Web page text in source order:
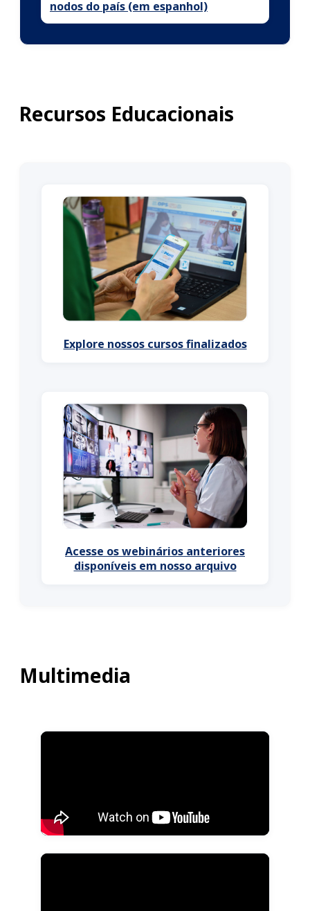
nodos do país (em espanhol)
Recursos Educacionais
Explore nossos cursos finalizados
Acesse os webinários anteriores
disponíveis em nosso arquivo
Multimedia